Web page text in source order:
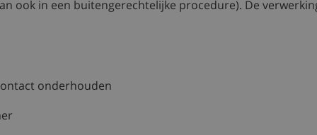
ook in een buitengerechtelijke procedure). De
onderhouden